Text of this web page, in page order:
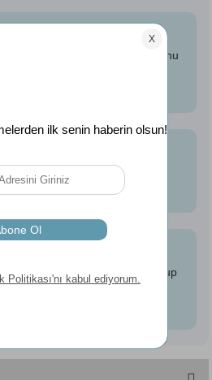
yumuşaklığını ve formunu
uyulması önerilir.
90 × 150 cm Ivory Banyo
kullanımına uygun olup
tasarımı sayesinde farklı